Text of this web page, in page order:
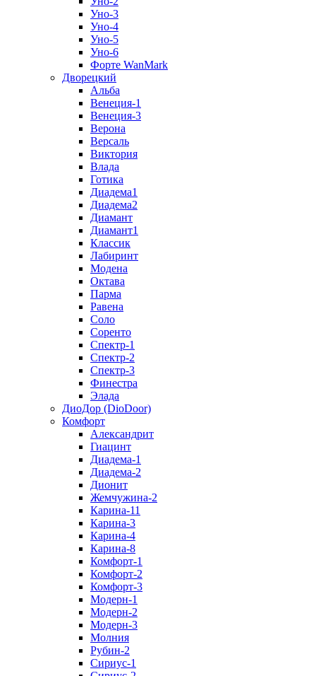
Уно-3
Уно-4
Уно-5
Уно-6
Форте WanMark
Дворецкий
Альба
Венеция-1
Венеция-3
Верона
Версаль
Виктория
Влада
Готика
Диадема1
Диадема2
Диамант
Диамант1
Классик
Лабиринт
Модена
Октава
Парма
Равена
Соло
Соренто
Спектр-1
Спектр-2
Спектр-3
Финестра
Элада
ДиоДор (DioDoor)
Комфорт
Алекcандрит
Гиацинт
Диадема-1
Диадема-2
Дионит
Жемчужина-2
Карина-11
Карина-3
Карина-4
Карина-8
Комфорт-1
Комфорт-2
Комфорт-3
Модерн-1
Модерн-2
Модерн-3
Молния
Рубин-2
Сириус-1